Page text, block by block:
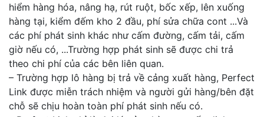
hiểm hàng hóa, nâng hạ, rút ruột, bốc xếp, lên xuống
hàng tại, kiểm đếm kho 2 đầu, phí sửa chữa cont ...Và
các phí phát sinh khác như cấm đường, cấm tải, cấm
giờ nếu có, ...Trường hợp phát sinh sẽ được chi trả
theo chi phí của các bên liên quan.
– Trường hợp lô hàng bị trả về cảng xuất hàng, Perfect
Link được miễn trách nhiệm và người gửi hàng/bên đặt
chỗ sẽ chịu hoàn toàn phí phát sinh nếu có.